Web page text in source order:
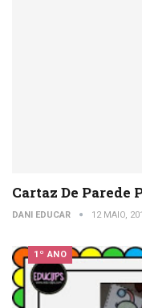
Cartaz De Parede
DANI EDUCAR 12 MAIO,
1º ANO